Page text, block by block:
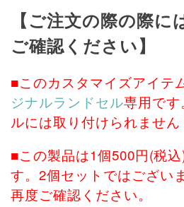
【ご注文の際の際に
ご確認ください】
■このカスタマイズアイテ
ジナルランドセル専用です
ルには取り付けられません
■この製品は1個500円(税
す。2個セットではござい
再度ご確認ください。